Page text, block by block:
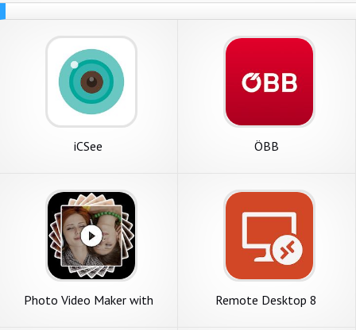
iCSee ÖBB
Photo Video Maker with
Remote Desktop 8